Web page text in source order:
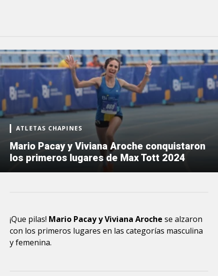
ATLETAS CHAPINES
Mario Pacay y Viviana Aroche conquistaron
los primeros lugares de Max Tott 2024
¡Que pilas! Mario Pacay y Viviana Aroche se alzaron
con los primeros lugares en las categorías masculina
y femenina.